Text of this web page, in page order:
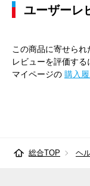
ユーザーレ
この商品に寄せられ
レビューを評価する
マイページの 購入
総合TOP ヘ